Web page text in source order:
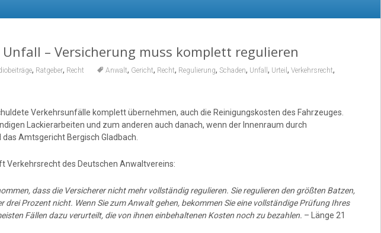
Unfall – Versicherung muss komplett regulieren
, Ratgeber, Recht Anwalt, Gericht, Recht, Regulierung, Schaden, Unfall , Urteil , Verkehrsrecht,
Verkehrsunfälle komplett übernehmen, auch die Reinigungskosten des Fahrzeuges.
Lackierarbeiten und zum anderen auch danach, wenn der Innenraum durch
Amtsgericht Bergisch Gladbach.
Verkehrsrecht des Deutschen Anwaltvereins:
dass die Versicherer nicht mehr vollständig regulieren. Sie regulieren den größten Batzen,
Prozent nicht. Wenn Sie zum Anwalt gehen, bekommen Sie eine vollständige Prüfung Ihres
Fällen dazu verurteilt, die von ihnen einbehaltenen Kosten noch zu bezahlen. – Länge 21